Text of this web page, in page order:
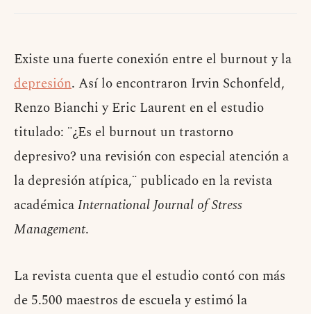
Existe una fuerte conexión entre el burnout y la
depresión. Así lo encontraron Irvin Schonfeld,
Renzo Bianchi y Eric Laurent en el estudio
titulado: ¨¿Es el burnout un trastorno
depresivo? una revisión con especial atención a
la depresión atípica,¨ publicado en la revista
académicaInternational Journal of Stress
Management.
La revista cuenta que el estudio contó con más
de 5.500 maestros de escuela y estimó la